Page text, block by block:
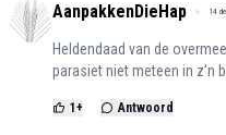
AanpakkenDieHap 14
Heldendaad van de
parasiet niet meteen in z’n
1 + Antwoord